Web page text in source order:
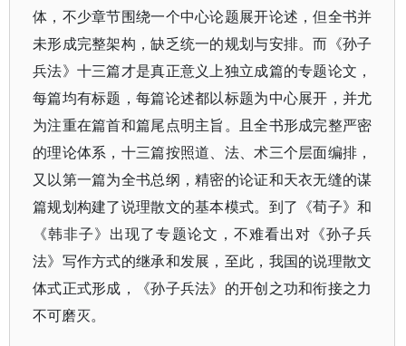
体，不少章节围绕一个中心论题展开论述，但全书并
未形成完整架构，缺乏统一的规划与安排。而《孙子
兵法》十三篇才是真正意义上独立成篇的专题论文，
每篇均有标题，每篇论述都以标题为中心展开，并尤
为注重在篇首和篇尾点明主旨。且全书形成完整严密
的理论体系，十三篇按照道、法、术三个层面编排，
又以第一篇为全书总纲，精密的论证和天衣无缝的谋
篇规划构建了说理散文的基本模式。到了《荀子》和
《韩非子》出现了专题论文，不难看出对《孙子兵
法》写作方式的继承和发展，至此，我国的说理散文
体式正式形成，《孙子兵法》的开创之功和衔接之力
不可磨灭。